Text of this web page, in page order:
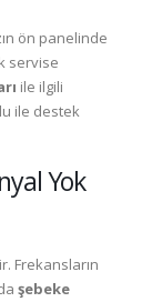
ön panelinde
servise
ile ilgili
ile destek
Yok
Frekansların
şebeke